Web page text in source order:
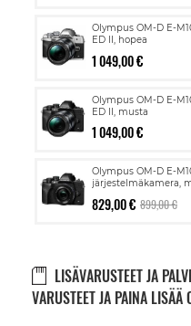
Olympus OM-D E-
ED II, hopea
1 049,00 €
Olympus OM-D E-
ED II, musta
1 049,00 €
Olympus OM-D E-
järjestelmäkamera,
829,00 € 899,00 €
LISÄVARUSTEET JA
VARUSTEET JA PAINA LISÄÄ